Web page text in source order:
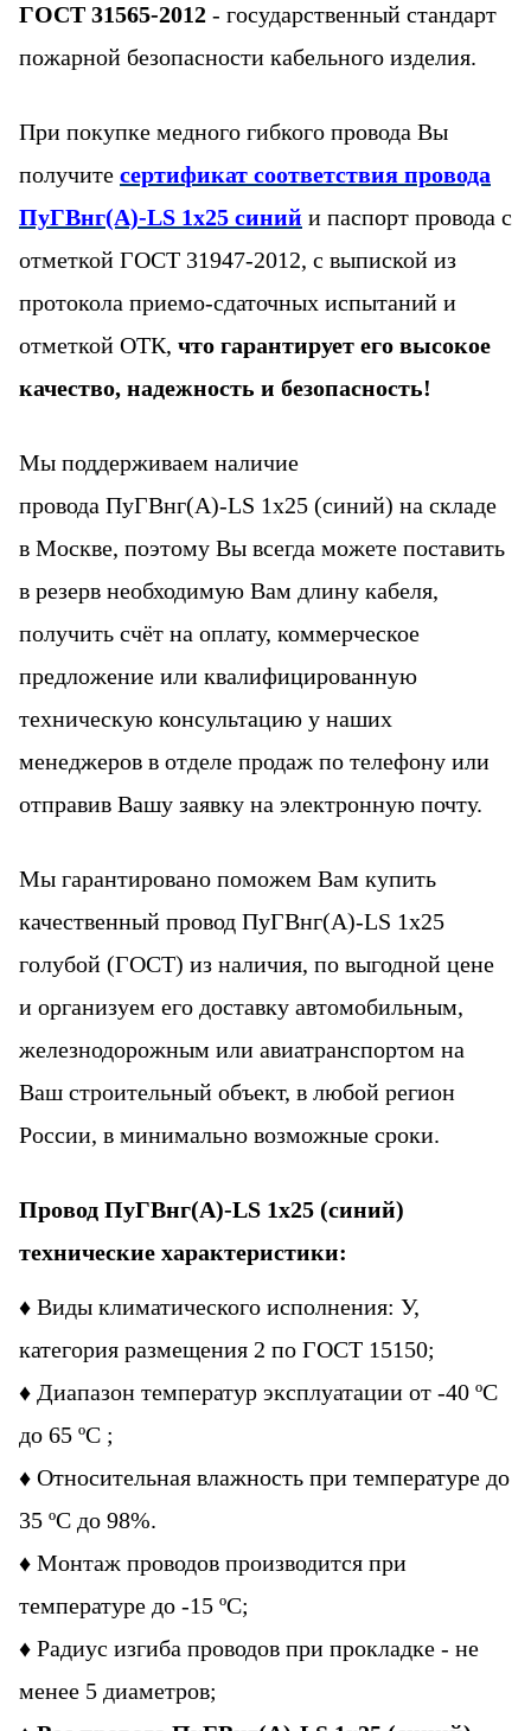
ГОСТ 31565-2012 - государственный стандарт
пожарной безопасности кабельного изделия.
При покупке медного гибкого провода Вы
получите сертификат соответствия провода
ПуГВнг(А)-LS 1х25 синий и паспорт провода с
отметкой ГОСТ 31947-2012, с выпиской из
протокола приемо-сдаточных испытаний и
отметкой ОТК, что гарантирует его высокое
качество, надежность и безопасность!
Мы поддерживаем наличие
провода ПуГВнг(А)-LS 1х25 (синий) на складе
в Москве, поэтому Вы всегда можете поставить
в резерв необходимую Вам длину кабеля,
получить счёт на оплату, коммерческое
предложение или квалифицированную
техническую консультацию у наших
менеджеров в отделе продаж по телефону или
отправив Вашу заявку на электронную почту.
Мы гарантировано поможем Вам купить
качественный провод ПуГВнг(А)-LS 1х25
голубой (ГОСТ) из наличия, по выгодной цене
и организуем его доставку автомобильным,
железнодорожным или авиатранспортом на
Ваш строительный объект, в любой регион
России, в минимально возможные сроки.
Провод ПуГВнг(А)-LS 1х25 (синий)
технические характеристики:
♦ Виды климатического исполнения: У,
категория размещения 2 по ГОСТ 15150;
♦ Диапазон температур эксплуатации от -40 ºС
до 65 ºС ;
♦ Относительная влажность при температуре до
35 ºС до 98%.
♦ Монтаж проводов производится при
температуре до -15 ºС;
♦ Радиус изгиба проводов при прокладке - не
менее 5 диаметров;